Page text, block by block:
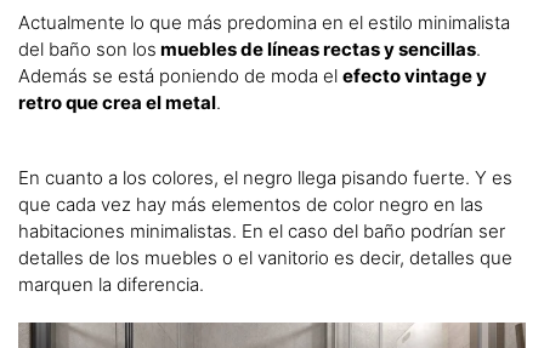
Actualmente lo que más predomina en el estilo minimalista
del baño son los muebles de líneas rectas y sencillas.
Además se está poniendo de moda el efecto vintage y
retro que crea el metal.
En cuanto a los colores, el negro llega pisando fuerte. Y es
que cada vez hay más elementos de color negro en las
habitaciones minimalistas. En el caso del baño podrían ser
detalles de los muebles o el vanitorio es decir, detalles que
marquen la diferencia.